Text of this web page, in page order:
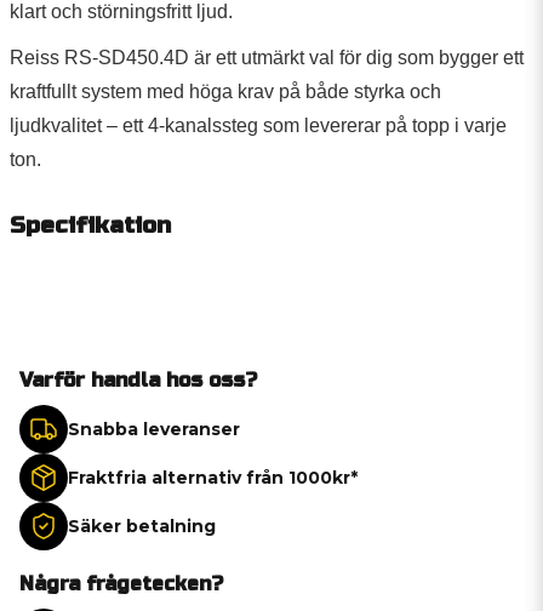
klart och störningsfritt ljud.
Reiss RS-SD450.4D är ett utmärkt val för dig som bygger ett
kraftfullt system med höga krav på både styrka och
ljudkvalitet – ett 4-kanalssteg som levererar på topp i varje
ton.
Specifikation
Varför handla hos oss?
Snabba leveranser
Fraktfria alternativ från 1000kr*
Säker betalning
Några frågetecken?